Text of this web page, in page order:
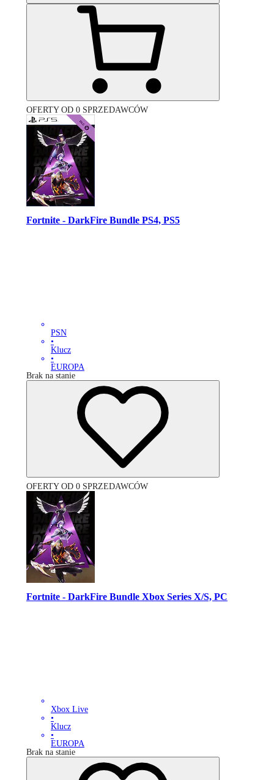
OFERTY OD 0 SPRZEDAWCÓW
Fortnite - DarkFire Bundle PS4, PS5
PSN
•
Klucz
•
EUROPA
Brak na stanie
OFERTY OD 0 SPRZEDAWCÓW
Fortnite - DarkFire Bundle Xbox Series X/S, PC
Xbox Live
•
Klucz
•
EUROPA
Brak na stanie